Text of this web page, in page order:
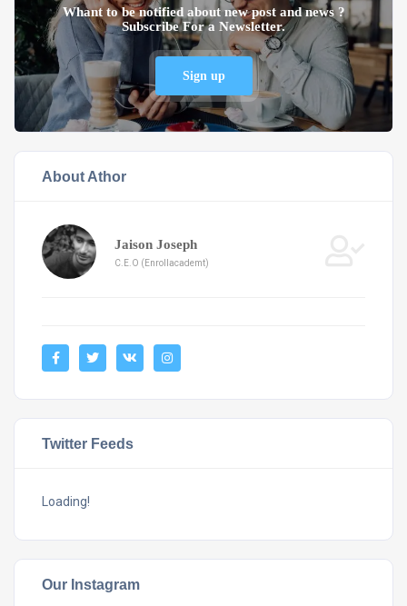
Whant to be notified about new post and news ?
Subscribe For a Newsletter.
Sign up
About Athor
Jaison Joseph
C.E.O (Enrollacademt)
Twitter Feeds
Loading!
Our Instagram